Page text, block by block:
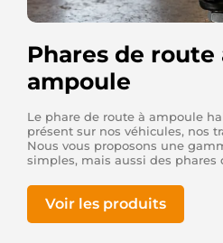
Phares de route
ampoule
Le phare de route à ampoule
présent sur nos véhicules, nos
Nous vous proposons une
simples, mais aussi des phares
Voir les produits